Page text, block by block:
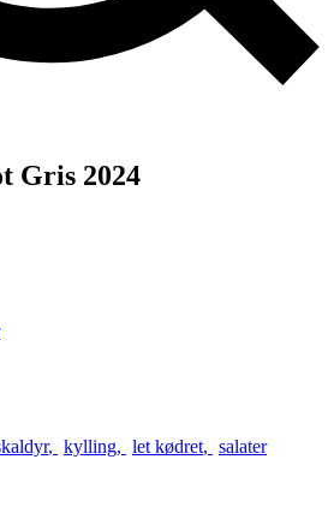
Gris 2024
, kylling, let kødret, salater